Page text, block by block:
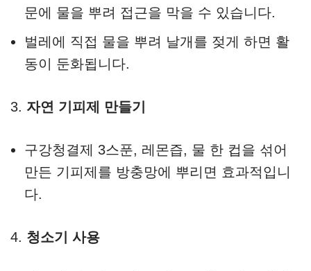
문에 물을 뿌려 접근을 막을 수 있습니다.
벌레에 직접 물을 뿌려 날개를 젖게 하면 활
동이 둔화됩니다.
3. 자연 기피제 만들기
구강청결제 3스푼, 레몬즙, 물 한 컵을 섞어
만든 기피제를 방충망에 뿌리면 효과적입니
다.
4. 청소기 사용